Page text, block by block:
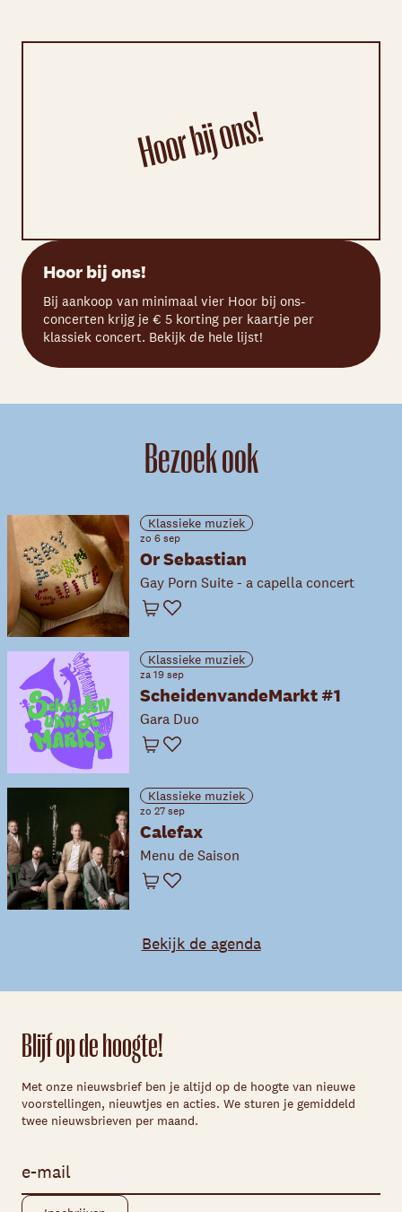
Hoor bij ons!
Bij aankoop van minimaal vier Hoor bij ons-
concerten krijg je € 5 korting per kaartje per
klassiek concert. Bekijk de hele lijst!
Bezoek ook
Klassieke muziek
zo 6 sep
Or Sebastian
Gay Porn Suite - a capella concert
Winkelwagen
Favoriet
Klassieke muziek
za 19 sep
ScheidenvandeMarkt #1
Gara Duo
Winkelwagen
Favoriet
Klassieke muziek
zo 27 sep
Calefax
Menu de Saison
Winkelwagen
Favoriet
Bekijk de agenda
Blijf op de hoogte!
Met onze nieuwsbrief ben je altijd op de hoogte van nieuwe
voorstellingen, nieuwtjes en acties. We sturen je gemiddeld
twee nieuwsbrieven per maand.